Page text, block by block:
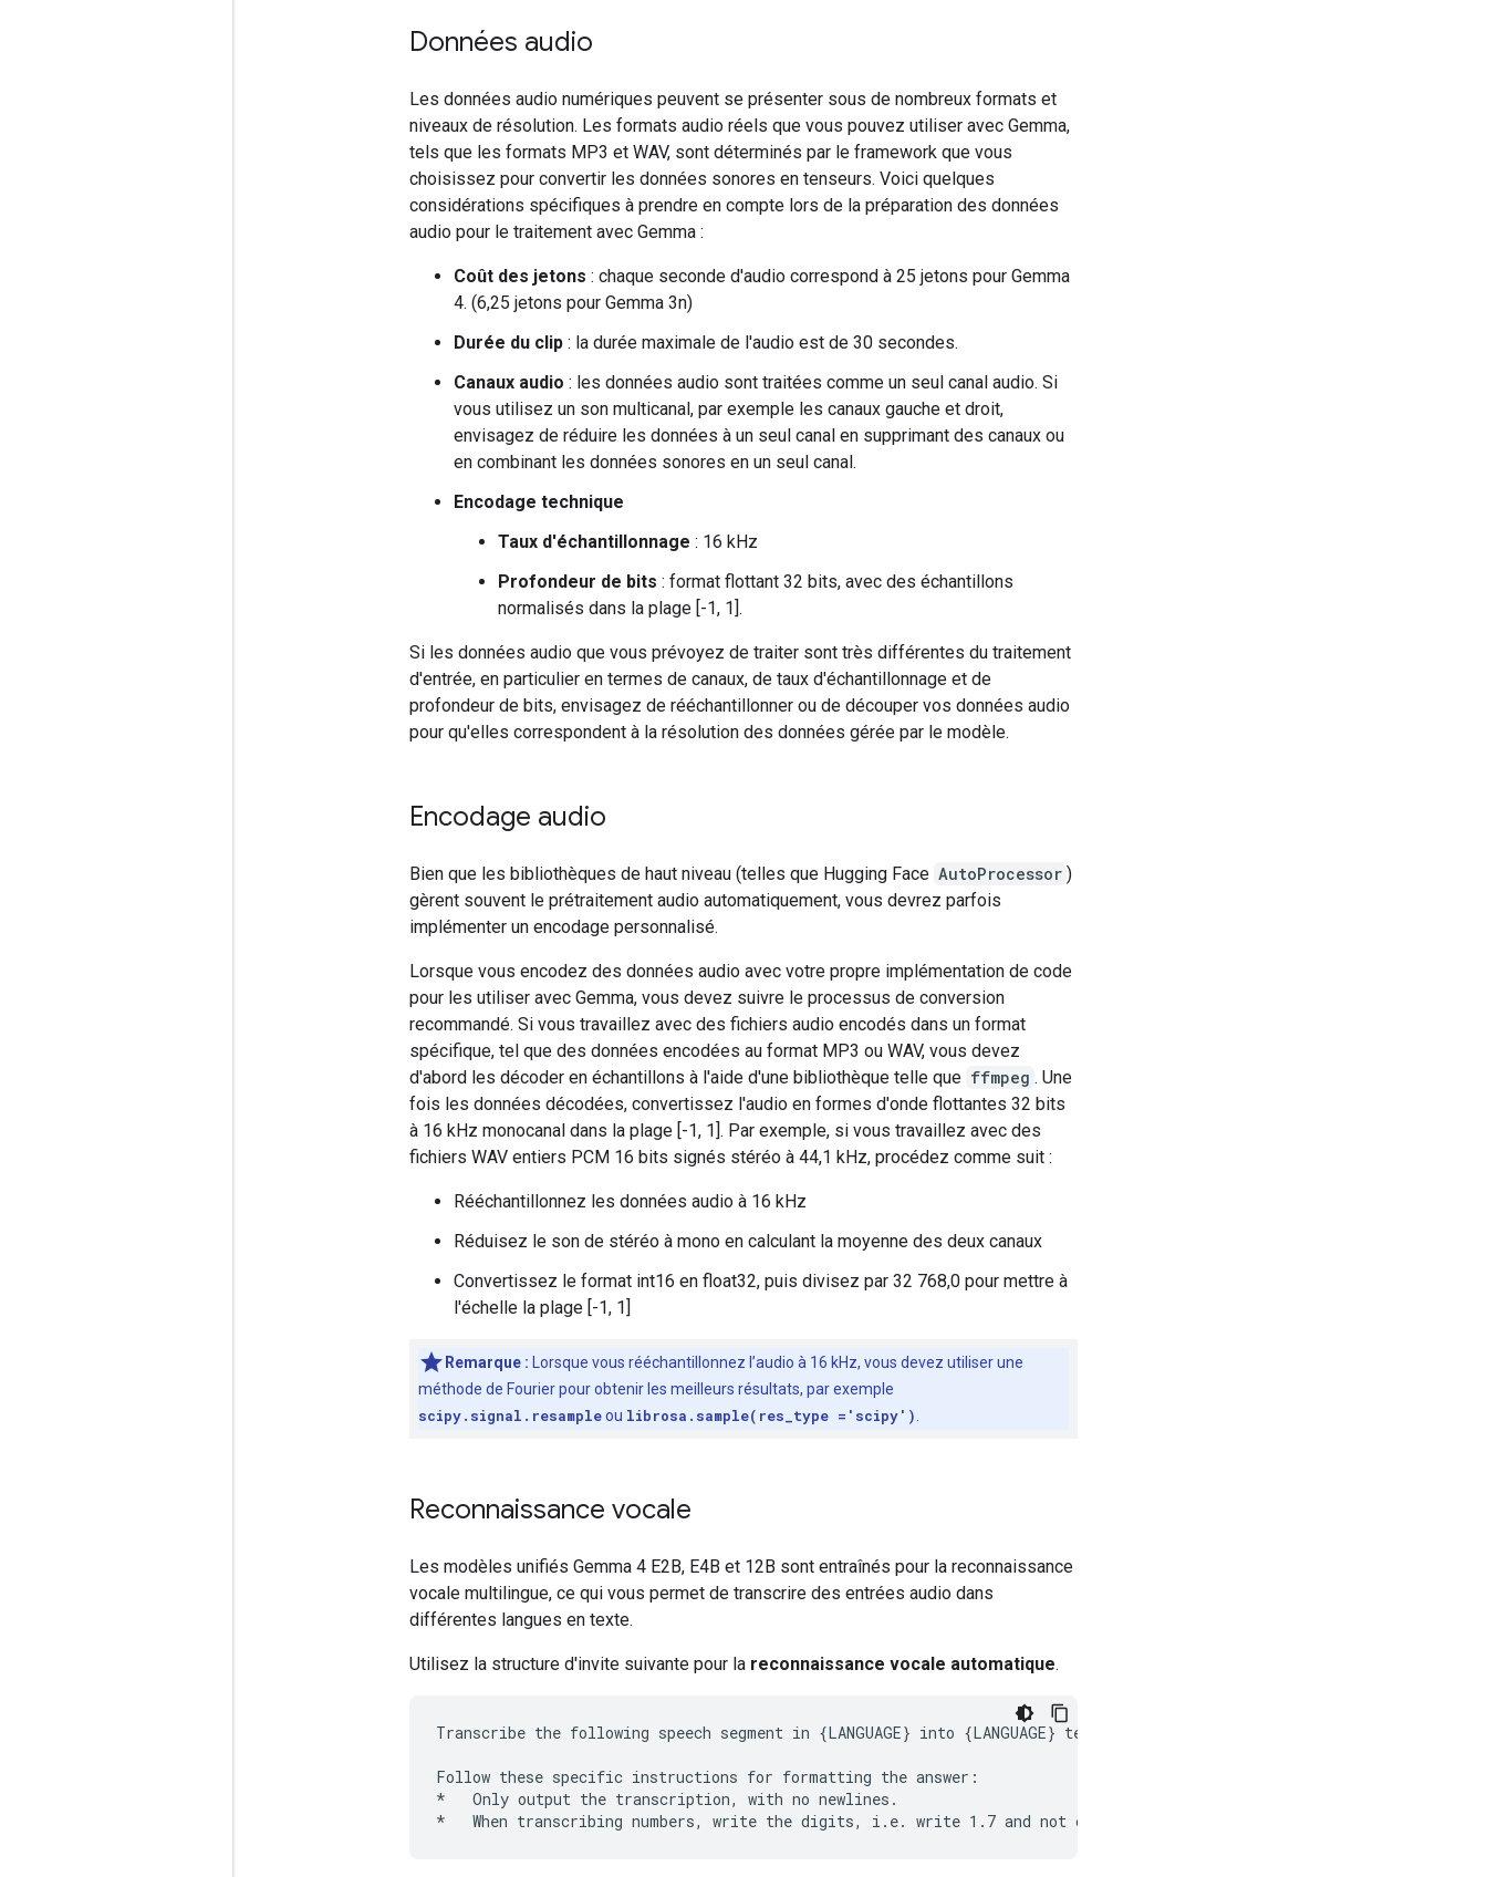
Données audio
Les données audio numériques peuvent se présenter sous de nombreux formats et
niveaux de résolution. Les formats audio réels que vous pouvez utiliser avec Gemma,
tels que les formats MP3 et WAV, sont déterminés par le framework que vous
choisissez pour convertir les données sonores en tenseurs. Voici quelques
considérations spécifiques à prendre en compte lors de la préparation des données
audio pour le traitement avec Gemma :
Coût des jetons : chaque seconde d'audio correspond à 25 jetons pour Gemma
4. (6,25 jetons pour Gemma 3n)
Durée du clip : la durée maximale de l'audio est de 30 secondes.
Canaux audio : les données audio sont traitées comme un seul canal audio. Si
vous utilisez un son multicanal, par exemple les canaux gauche et droit,
envisagez de réduire les données à un seul canal en supprimant des canaux ou
en combinant les données sonores en un seul canal.
Encodage technique
Taux d'échantillonnage : 16 kHz
Profondeur de bits : format flottant 32 bits, avec des échantillons
normalisés dans la plage [-1, 1].
Si les données audio que vous prévoyez de traiter sont très différentes du traitement
d'entrée, en particulier en termes de canaux, de taux d'échantillonnage et de
profondeur de bits, envisagez de rééchantillonner ou de découper vos données audio
pour qu'elles correspondent à la résolution des données gérée par le modèle.
Encodage audio
Bien que les bibliothèques de haut niveau (telles que Hugging Face AutoProcessor )
gèrent souvent le prétraitement audio automatiquement, vous devrez parfois
implémenter un encodage personnalisé.
Lorsque vous encodez des données audio avec votre propre implémentation de code
pour les utiliser avec Gemma, vous devez suivre le processus de conversion
recommandé. Si vous travaillez avec des fichiers audio encodés dans un format
spécifique, tel que des données encodées au format MP3 ou WAV, vous devez
d'abord les décoder en échantillons à l'aide d'une bibliothèque telle que ffmpeg . Une
fois les données décodées, convertissez l'audio en formes d'onde flottantes 32 bits
à 16 kHz monocanal dans la plage [-1, 1]. Par exemple, si vous travaillez avec des
fichiers WAV entiers PCM 16 bits signés stéréo à 44,1 kHz, procédez comme suit :
Rééchantillonnez les données audio à 16 kHz
Réduisez le son de stéréo à mono en calculant la moyenne des deux canaux
Convertissez le format int16 en float32, puis divisez par 32 768,0 pour mettre à
l'échelle la plage [-1, 1]
Remarque : Lorsque vous rééchantillonnez l’audio à 16 kHz, vous devez utiliser une
méthode de Fourier pour obtenir les meilleurs résultats, par exemple
scipy.signal.resampleou librosa.sample(res_type ='scipy')
Reconnaissance vocale
Les modèles unifiés Gemma 4 E2B, E4B et 12B sont entraînés pour la reconnaissance
vocale multilingue, ce qui vous permet de transcrire des entrées audio dans
différentes langues en texte.
Utilisez la structure d'invite suivante pour la reconnaissance vocale automatique.
Transcribe the following speech segment in {LANGUAGE} into {LANGUAGE} text.
Follow these specific instructions for formatting the answer:
*   Only output the transcription, with no newlines.